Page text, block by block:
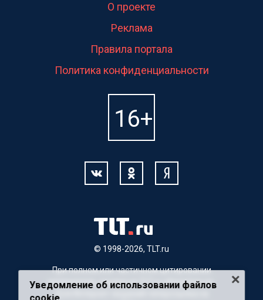
© 1998-2026, TLT.ru
О проекте
Реклама
Правила портала
Политика конфиденциальности
При полном или частичном цитировании
материалов, ссылка на TLT.ru обязательна.
Для Интернет-изданий гиперссылка на
Уведомление об использовании файлов